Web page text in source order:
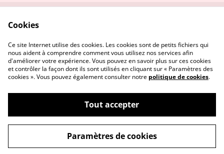
Politique de
confidentialité
Politique de cookies
©2026Stitch and the city
powered by
Cookies
Ce site Internet utilise des cookies. Les cookies sont de petits fichiers qui
nous aident à comprendre comment vous utilisez nos services afin
d'améliorer votre expérience. Vous pouvez en savoir plus sur ces cookies
et contrôler la façon dont ils sont utilisés en cliquant sur « Paramètres des
cookies ». Vous pouvez également consulter notre politique de cookies.
Tout accepter
Paramètres de cookies